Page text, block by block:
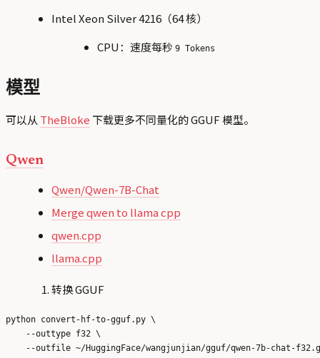
Intel Xeon Silver 4216（64 核）
CPU：速度每秒 9 Tokens
模型
可以从 TheBloke 下载更多不同量化的 GGUF 模型。
Qwen
Qwen/Qwen-7B-Chat
Merge qwen to llama cpp
qwen.cpp
llama.cpp
转换 GGUF
python convert-hf-to-gguf.py \
    --outtype f32 \
--outfile ~/HuggingFace/wangjunjian/gguf/qwen-7b-chat-